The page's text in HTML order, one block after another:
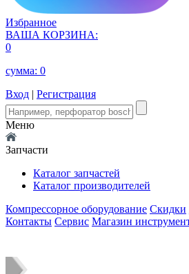
Избранное
ВАША КОРЗИНА:
0
сумма: 0
Вход | Регистрация
Меню
Запчасти
Каталог запчастей
Каталог производителей
Компрессорное оборудование Скидки
Контакты Сервис Магазин